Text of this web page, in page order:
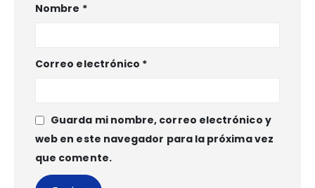
Nombre *
Correo electrónico *
Guarda mi nombre, correo electrónico y
web en este navegador para la próxima vez
que comente.